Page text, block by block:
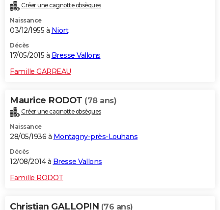
Créer une cagnotte obsèques
Naissance
03/12/1955 à Niort
Décès
17/05/2015 à Bresse Vallons
Famille GARREAU
Maurice RODOT (78 ans)
Créer une cagnotte obsèques
Naissance
28/05/1936 à Montagny-près-Louhans
Décès
12/08/2014 à Bresse Vallons
Famille RODOT
Christian GALLOPIN (76 ans)